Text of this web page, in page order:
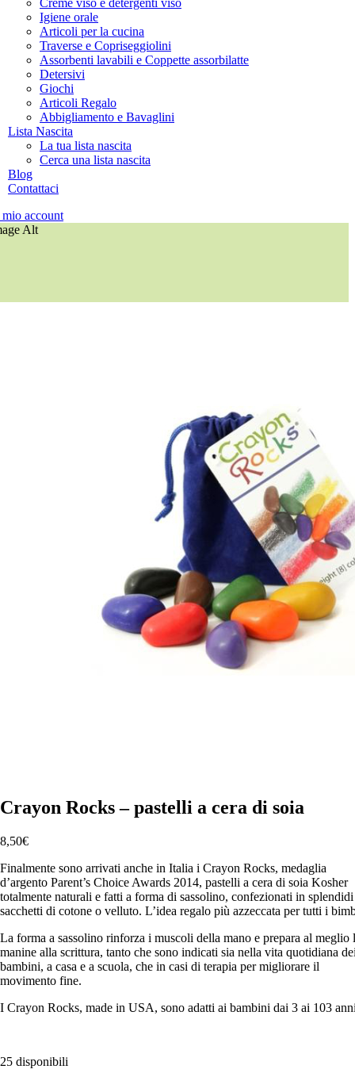
Creme viso e detergenti viso
Igiene orale
Articoli per la cucina
Traverse e Copriseggiolini
Assorbenti lavabili e Coppette assorbilatte
Detersivi
Giochi
Articoli Regalo
Abbigliamento e Bavaglini
Lista Nascita
La tua lista nascita
Cerca una lista nascita
Blog
Contattaci
account
Crayon Rocks – pastelli a cera di soia
8,50€
Finalmente sono arrivati anche in Italia i Crayon Rocks, medaglia
d’argento Parent’s Choice Awards 2014, pastelli a cera di soia Kosher
totalmente naturali e fatti a forma di sassolino, confezionati in splendidi
sacchetti di cotone o velluto. L’idea regalo più azzeccata per tutti i
La forma a sassolino rinforza i muscoli della mano e prepara al meglio
manine alla scrittura, tanto che sono indicati sia nella vita quotidiana
bambini, a casa e a scuola, che in casi di terapia per migliorare il
movimento fine.
I Crayon Rocks, made in USA, sono adatti ai bambini dai 3 ai 103
25 disponibili